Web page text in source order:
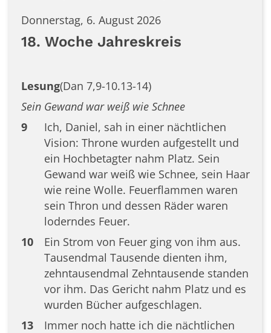
Donnerstag, 6. August 2026
18. Woche Jahreskreis
Lesung(Dan 7,9-10.13-14)
Sein Gewand war weiß wie Schnee
9
Ich, Daniel, sah in einer nächtlichen
Vision: Throne wurden aufgestellt und
ein Hochbetagter nahm Platz. Sein
Gewand war weiß wie Schnee, sein Haar
wie reine Wolle. Feuerflammen waren
sein Thron und dessen Räder waren
loderndes Feuer.
10
Ein Strom von Feuer ging von ihm aus.
Tausendmal Tausende dienten ihm,
zehntausendmal Zehntausende standen
vor ihm. Das Gericht nahm Platz und es
wurden Bücher aufgeschlagen.
13
Immer noch hatte ich die nächtlichen